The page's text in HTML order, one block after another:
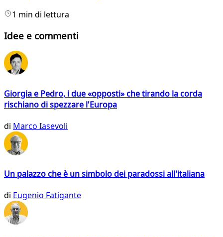
1 min di lettura
Idee e commenti
Giorgia e Pedro, i due «opposti» che tirando la corda
rischiano di spezzare l'Europa
di Marco Iasevoli
Un palazzo che è un simbolo dei paradossi all'italiana
di Eugenio Fatigante